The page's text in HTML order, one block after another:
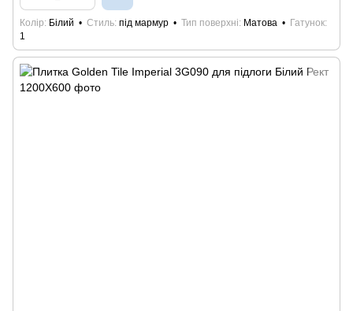
Колір Білий Стиль під мармур Тип поверхні Матова
Гатунок
1